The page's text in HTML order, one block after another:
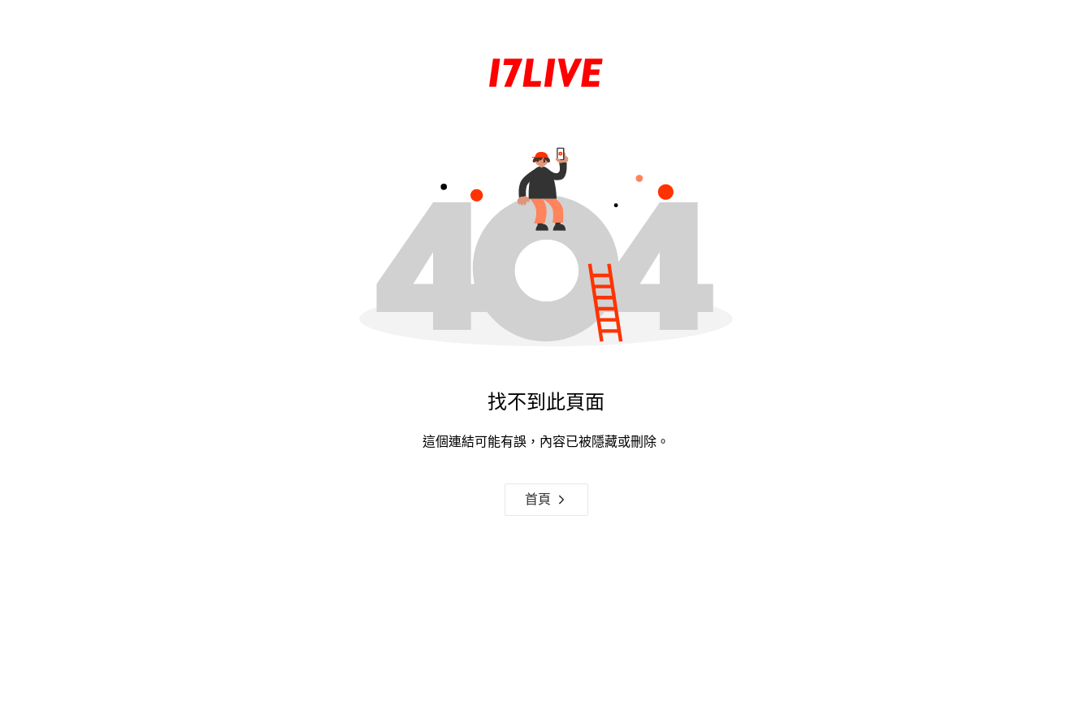
找不到此頁面
這個連結可能有誤，內容已被隱藏或刪除。
首頁